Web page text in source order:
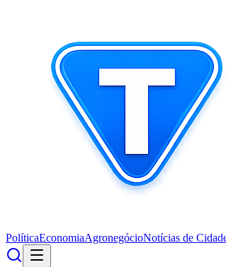
PolíticaEconomiaAgronegócioNotícias de